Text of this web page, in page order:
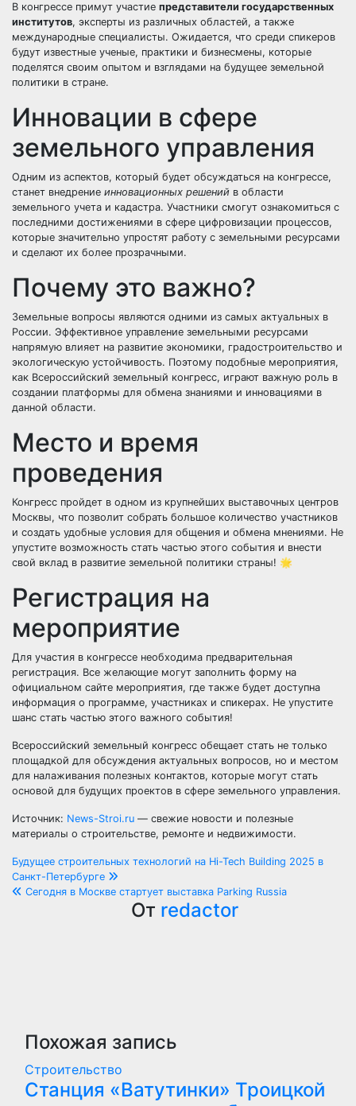
В конгрессе примут участие представители государственных
институтов, эксперты из различных областей, а также
международные специалисты. Ожидается, что среди спикеров
будут известные ученые, практики и бизнесмены, которые
поделятся своим опытом и взглядами на будущее земельной
политики в стране.
Инновации в сфере
земельного управления
Одним из аспектов, который будет обсуждаться на конгрессе,
станет внедрение инновационных решений в области
земельного учета и кадастра. Участники смогут ознакомиться с
последними достижениями в сфере цифровизации процессов,
которые значительно упростят работу с земельными ресурсами
и сделают их более прозрачными.
Почему это важно?
Земельные вопросы являются одними из самых актуальных в
России. Эффективное управление земельными ресурсами
напрямую влияет на развитие экономики, градостроительство и
экологическую устойчивость. Поэтому подобные мероприятия,
как Всероссийский земельный конгресс, играют важную роль в
создании платформы для обмена знаниями и инновациями в
данной области.
Место и время
проведения
Конгресс пройдет в одном из крупнейших выставочных центров
Москвы, что позволит собрать большое количество участников
и создать удобные условия для общения и обмена мнениями. Не
упустите возможность стать частью этого события и внести
свой вклад в развитие земельной политики страны! 🌟
Регистрация на
мероприятие
Для участия в конгрессе необходима предварительная
регистрация. Все желающие могут заполнить форму на
официальном сайте мероприятия, где также будет доступна
информация о программе, участниках и спикерах. Не упустите
шанс стать частью этого важного события!
Всероссийский земельный конгресс обещает стать не только
площадкой для обсуждения актуальных вопросов, но и местом
для налаживания полезных контактов, которые могут стать
основой для будущих проектов в сфере земельного управления.
Источник: News-Stroi.ru — свежие новости и полезные
материалы о строительстве, ремонте и недвижимости.
Навигация
по
Будущее строительных технологий на Hi-Tech Building 2025 в
Санкт-Петербурге
Сегодня в Москве стартует выставка Parking Russia
От redactor
Похожая запись
Строительство
Станция «Ватутинки» Троицкой